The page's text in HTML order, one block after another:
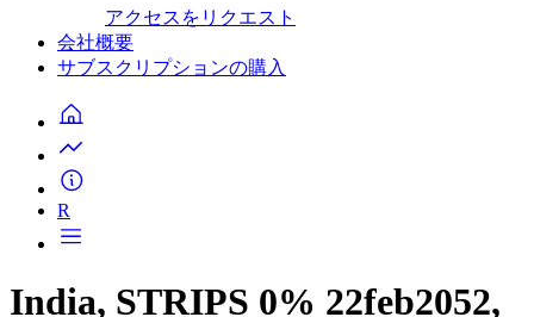
アクセスをリクエスト
会社概要
サブスクリプションの購入
R
India, STRIPS 0% 22feb2052,